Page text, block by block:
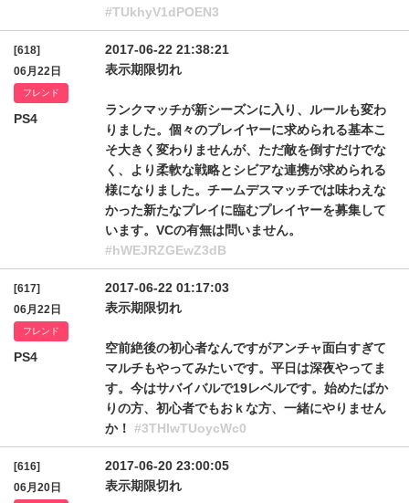
#TUkhyV1dPOEN3
[618]
06月22日
フレンド
PS4
2017-06-22 21:38:21
表示期限切れ
ランクマッチが新シーズンに入り、ルールも変わ
りました。個々のプレイヤーに求められる基本こ
そ大きく変わりませんが、ただ敵を倒すだけでな
く、より柔軟な戦略とシビアな連携が求められる
様になりました。チームデスマッチでは味わえな
かった新たなプレイに臨むプレイヤーを募集して
います。VCの有無は問いません。
#hWEJRZGEwZ3dB
[617]
06月22日
フレンド
PS4
2017-06-22 01:17:03
表示期限切れ
空前絶後の初心者なんですがアンチャ面白すぎて
マルチもやってみたいです。平日は深夜やってま
す。今はサバイバルで19レベルです。始めたばか
りの方、初心者でもおｋな方、一緒にやりません
か！ #3THIwTUoycWc0
[616]
06月20日
2017-06-20 23:00:05
表示期限切れ